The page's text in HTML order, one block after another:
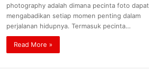
photography adalah dimana pecinta foto dapat
mengabadikan setiap momen penting dalam
perjalanan hidupnya. Termasuk pecinta…
Read More »